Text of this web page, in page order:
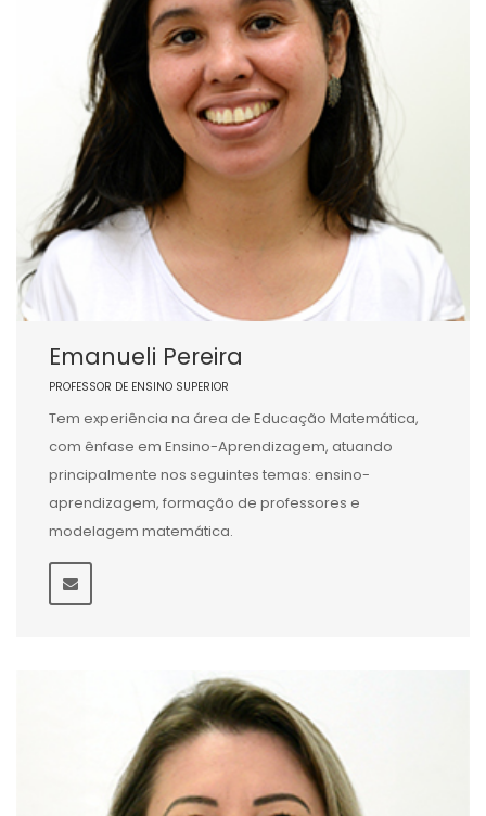
Emanueli Pereira
PROFESSOR DE ENSINO SUPERIOR
Tem experiência na área de Educação Matemática,
com ênfase em Ensino-Aprendizagem, atuando
principalmente nos seguintes temas: ensino-
aprendizagem, formação de professores e
modelagem matemática.